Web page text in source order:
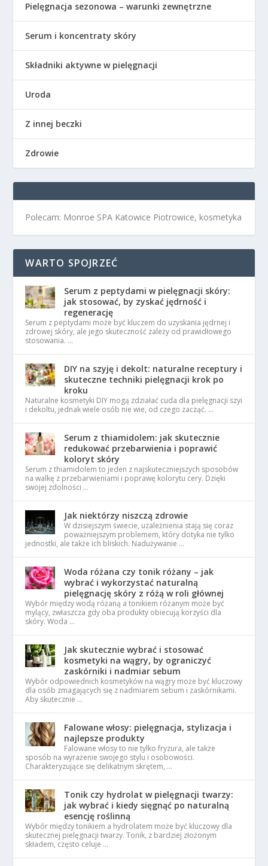
Pielęgnacja sezonowa – warunki zewnętrzne
Serum i koncentraty skóry
Składniki aktywne w pielęgnacji
Uroda
Z innej beczki
Zdrowie
Polecam: Monroe SPA Katowice Piotrowice, kosmetyka
WARTO SPOJRZEĆ
Serum z peptydami w pielęgnacji skóry:
jak stosować, by zyskać jędrność i
regenerację
Serum z peptydami może być kluczem do uzyskania jędrnej i
zdrowej skóry, ale jego skuteczność zależy od prawidłowego
stosowania. …
DIY na szyję i dekolt: naturalne receptury i
skuteczne techniki pielęgnacji krok po
kroku
Naturalne kosmetyki DIY mogą zdziałać cuda dla pielęgnacji szyi
i dekoltu, jednak wiele osób nie wie, od czego zacząć. …
Serum z thiamidolem: jak skutecznie
redukować przebarwienia i poprawić
koloryt skóry
Serum z thiamidolem to jeden z najskuteczniejszych sposobów
na walkę z przebarwieniami i poprawę kolorytu cery. Dzięki
swojej zdolności …
Jak niektórzy niszczą zdrowie
W dzisiejszym świecie, uzależnienia stają się coraz
poważniejszym problemem, który dotyka nie tylko
jednostki, ale także ich bliskich. Nadużywanie …
Woda różana czy tonik różany – jak
wybrać i wykorzystać naturalną
pielęgnację skóry z różą w roli głównej
Wybór między wodą różaną a tonikiem różanym może być
mylący, zwłaszcza gdy oba produkty obiecują korzyści dla
skóry. Woda …
Jak skutecznie wybrać i stosować
kosmetyki na wągry, by ograniczyć
zaskórniki i nadmiar sebum
Wybór odpowiednich kosmetyków na wągry może być kluczowy
dla osób zmagających się z nadmiarem sebum i zaskórnikami.
Aby skutecznie …
Falowane włosy: pielęgnacja, stylizacja i
najlepsze produkty
Falowane włosy to nie tylko fryzura, ale także
sposób na wyrażenie swojego stylu i osobowości.
Charakteryzujące się delikatnym skrętem, …
Tonik czy hydrolat w pielęgnacji twarzy:
jak wybrać i kiedy sięgnąć po naturalną
esencję roślinną
Wybór między tonikiem a hydrolatem może być kluczowy dla
skutecznej pielęgnacji twarzy. Tonik, z bardziej złożonym
składem, często celuje …